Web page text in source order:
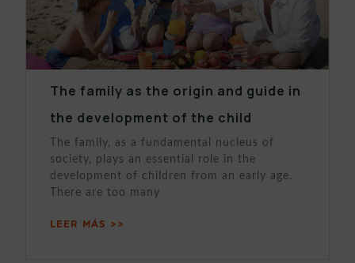
The family as the origin and guide in
the development of the child
The family, as a fundamental nucleus of
society, plays an essential role in the
development of children from an early age.
There are too many
LEER MÁS >>